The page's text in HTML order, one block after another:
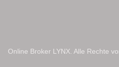
Online Broker LYNX. Alle Rechte